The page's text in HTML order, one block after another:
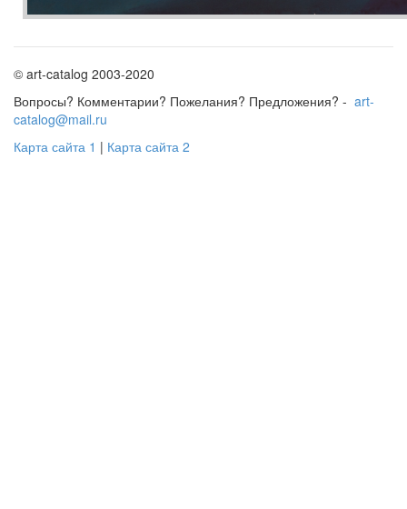
© art-catalog 2003-2020
Вопросы? Комментарии? Пожелания? Предложения? - art-
catalog@mail.ru
Карта сайта 1 | Карта сайта 2